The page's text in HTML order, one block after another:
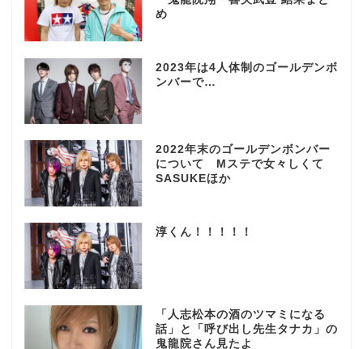
め
2023年は4人体制のゴールデンボ
ンバーで…
2022年末のゴールデンボンバー
について Mステで女々しくて
SASUKEほか
淳くん！！！！！
「人志松本の酒のツマミになる
話」と「呼び出し先生タナカ」の
鬼龍院さん見たよ